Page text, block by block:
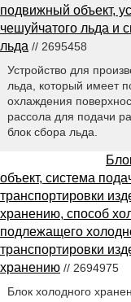
подвижный объект,
чешуйчатого льда и
льда // 2695458
Устройство для
льда, который имеет
охлаждения
рассола для подачи
блок сбора льда.
объект, система
транспортировки
хранению, способ
подлежащего
транспортировки
хранению // 2694975
Блок холодного